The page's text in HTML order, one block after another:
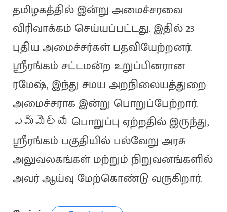
தமிழகத்தில் இன்று அமைச்சரவை
விரிவாக்கம் செய்யப்பட்டது. இதில் 23
புதிய அமைச்சர்கள் பதவியேற்றனர்.
ஸ்ரீரங்கம் சட்டமன்ற உறுப்பினரான
ரமேஷ், இந்து சமய அறநிலையத்துறை
அமைச்சராக இன்று பொறுப்பேற்றார்.
ఎమ్మెల్యే பொறுப்பு ஏற்றதில் இருந்து,
ஸ்ரீரங்கம் பகுதியில் பல்வேறு அரசு
அலுவலகங்கள் மற்றும் நிறுவனங்களில்
அவர் ஆய்வு மேற்கொண்டு வருகிறார்.